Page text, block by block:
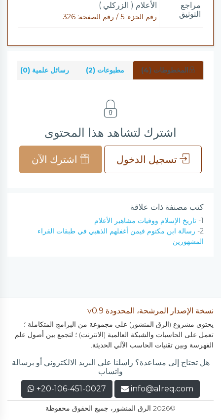
مراجع
التوثيق
الأعلام ( الزركلي )
رقم الجزء: 5 / رقم الصفحة: 326
المخطوطات (4) مطبوعات (2) رسائل علمية (0)
اشترك لتشاهد هذا المحتوى
تسجيل الدخول اشترك الآن
كتب مصنفة ذات علاقة
1- تاريخ الإسلام ووفيات مشاهير الأعلام
2- رسالة ابن مكتوم فيمن أغفلهم الذهبي في طبقات القراء
المشهورين
نسخة الإصدار المرشحة، المحدودة v0.9
يحتوي مشروع (الرق المنشور) على مجموعة من البرامج المتكاملة ؛
تعمل على الحاسبات والشبكة العالمية (الانترنت) ؛ لتجمع بين أصول علم
الفهرسة وبين تقنيات الحاسب الآلي الحديثة.
هل تحتاج إلى مساعدة؟ راسلنا على البريد الالكتروني أو برسالة
واتساب
info@alreq.com
+20-106-451-0027
©2026 الرق المنشور، جميع الحقوق محفوظة